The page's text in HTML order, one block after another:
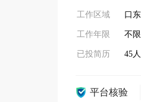
工作区域 口
工作年限 不限
已投简历 45人
平台核验